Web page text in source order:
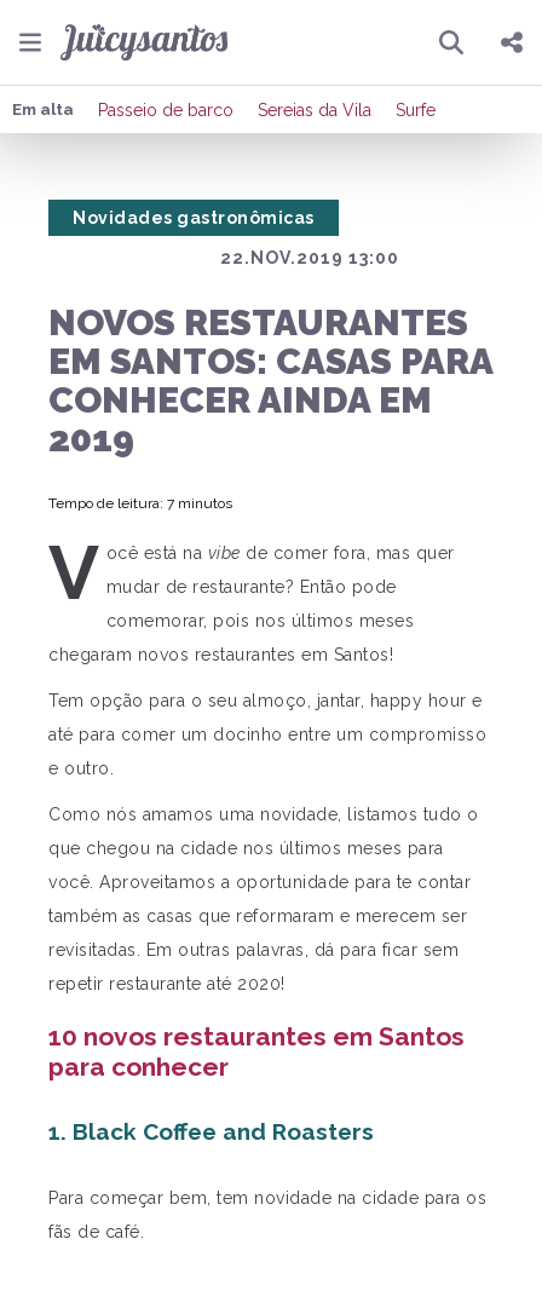
Pesquisar
Compartilhar
Publicar no X
Em alta Passeio de barco Sereias da Vila Surfe
22.NOV.2019 13:00
Novidades gastronômicas
NOVOS RESTAURANTES
EM SANTOS: CASAS PARA
CONHECER AINDA EM
2019
Tempo de leitura: 7 minutos
V ocê está na vibe de comer fora, mas quer
mudar de restaurante? Então pode
comemorar, pois nos últimos meses
chegaram novos restaurantes em Santos!
Tem opção para o seu almoço, jantar, happy hour e
até para comer um docinho entre um compromisso
e outro.
Como nós amamos uma novidade, listamos tudo o
que chegou na cidade nos últimos meses para
você. Aproveitamos a oportunidade para te contar
também as casas que reformaram e merecem ser
revisitadas. Em outras palavras, dá para ficar sem
repetir restaurante até 2020!
10 novos restaurantes em Santos
para conhecer
1. Black Coffee and Roasters
Para começar bem, tem novidade na cidade para os
fãs de café.